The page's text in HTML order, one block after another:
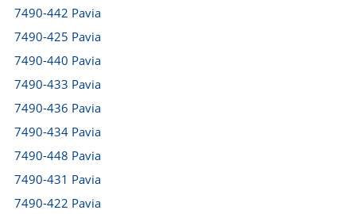
7490-442 Pavia
7490-425 Pavia
7490-440 Pavia
7490-433 Pavia
7490-436 Pavia
7490-434 Pavia
7490-448 Pavia
7490-431 Pavia
7490-422 Pavia